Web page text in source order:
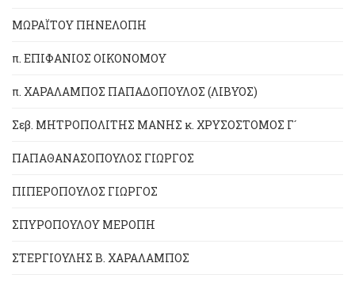
ΜΩΡΑΪΤΟΥ ΠΗΝΕΛΟΠΗ
π. ΕΠΙΦΑΝΙΟΣ ΟΙΚΟΝΟΜΟΥ
π. ΧΑΡΑΛΑΜΠΟΣ ΠΑΠΑΔΟΠΟΥΛΟΣ (ΛΙΒΥΟΣ)
Σεβ. ΜΗΤΡΟΠΟΛΙΤΗΣ ΜΑΝΗΣ κ. ΧΡΥΣΟΣΤΟΜΟΣ Γ´
ΠΑΠΑΘΑΝΑΣΟΠΟΥΛΟΣ ΓΙΩΡΓΟΣ
ΠΙΠΕΡΟΠΟΥΛΟΣ ΓΙΩΡΓΟΣ
ΣΠΥΡΟΠΟΥΛΟΥ ΜΕΡΟΠΗ
ΣΤΕΡΓΙΟΥΛΗΣ Β. ΧΑΡΑΛΑΜΠΟΣ